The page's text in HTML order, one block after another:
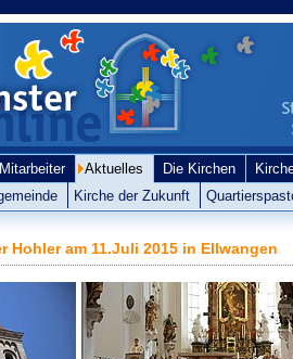
Mitarbeiter Aktuelles Die Kirchen
Kirche der Zukunft
Hohler am 11.Juli 2015 in Ellwangen